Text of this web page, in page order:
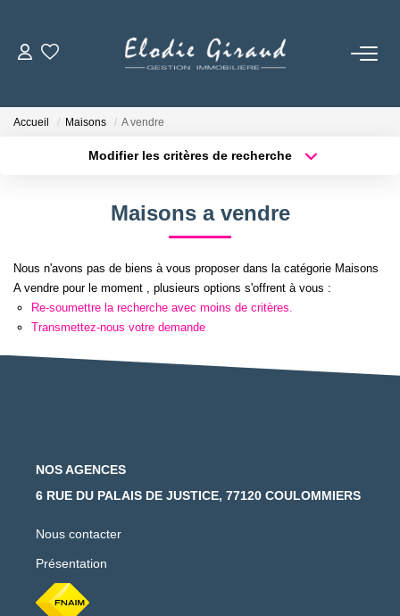
NOS TARIFS
Accueil Maisons A vendre
Modifier les critères de recherche
Plus de critères Créer une alerte
Maisons a vendre
Nous n'avons pas de biens à vous proposer dans la catégorie Maisons
A vendre pour le moment , plusieurs options s'offrent à vous :
Re-soumettre la recherche avec moins de critères.
Transmettez-nous votre demande
NOS AGENCES
6 RUE DU PALAIS DE JUSTICE, 77120 COULOMMIERS
Nous contacter
Présentation